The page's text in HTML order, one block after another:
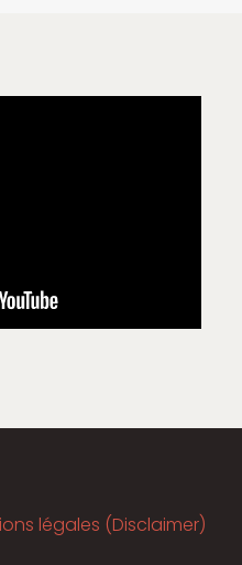
légales (Disclaimer)